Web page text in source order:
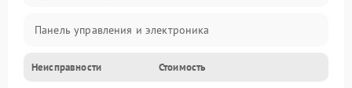
Панель управления и электроника
Дверца и корпус
Неисправности Стоимость